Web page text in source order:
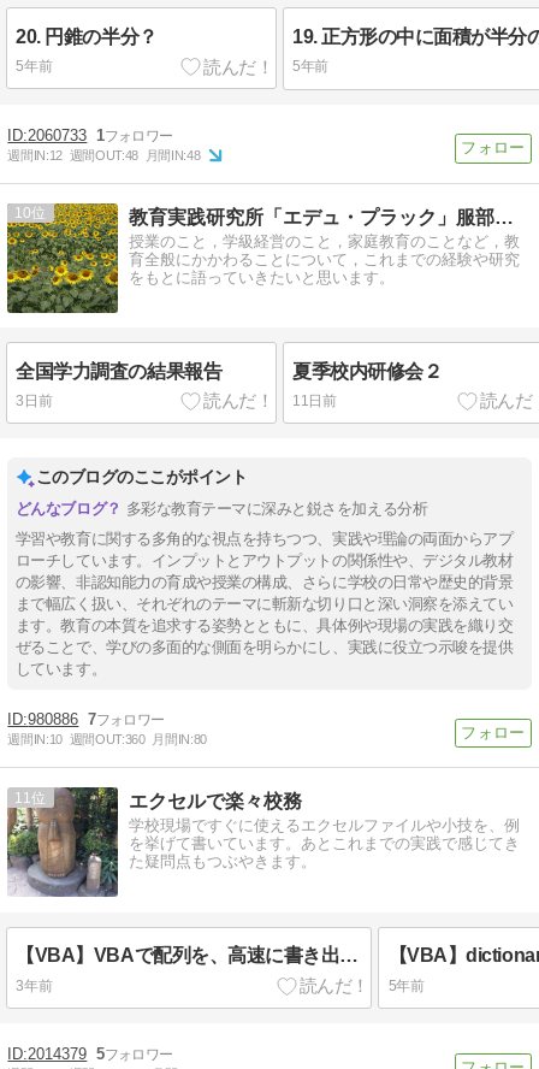
20. 円錐の半分？
5年前 5年前
2060733 1
週間IN:12 週間OUT:48 月間IN:48
10 教育実践研究所「エデュ・プラック」服部英雄のブログ
授業のこと，学級経営のこと，家庭教育のことなど，教
育全般にかかわることについて，これまでの経験や研究
をもとに語っていきたいと思います。
全国学力調査の結果報告
3日前
夏季校内研修会２
11日前
このブログのここがポイント
多彩な教育テーマに深みと鋭さを加える分析
学習や教育に関する多角的な視点を持ちつつ、実践や理論の両面からアプ
ローチしています。インプットとアウトプットの関係性や、デジタル教材
の影響、非認知能力の育成や授業の構成、さらに学校の日常や歴史的背景
まで幅広く扱い、それぞれのテーマに斬新な切り口と深い洞察を添えてい
ます。教育の本質を追求する姿勢とともに、具体例や現場の実践を織り交
ぜることで、学びの多面的な側面を明らかにし、実践に役立つ示唆を提供
しています。
980886 7
週間IN:10 週間OUT:360 月間IN:80
11 エクセルで楽々校務
学校現場ですぐに使えるエクセルファイルや小技を、例
を挙げて書いています。あとこれまでの実践で感じてき
た疑問点もつぶやきます。
【VBA】VBAで配列を、高速に書き出す方法
3年前 5年前
2014379 5